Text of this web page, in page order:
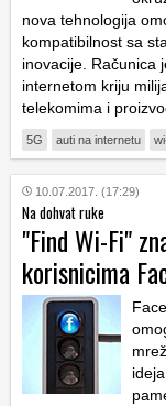
nova tehnologija
kompatibilnost sa
inovacije. Računica
internetom kriju
telekomima i
5G auti na internetu
10.07.2017. (17:29)
Na dohvat ruke
"Find Wi-Fi"
korisnicima